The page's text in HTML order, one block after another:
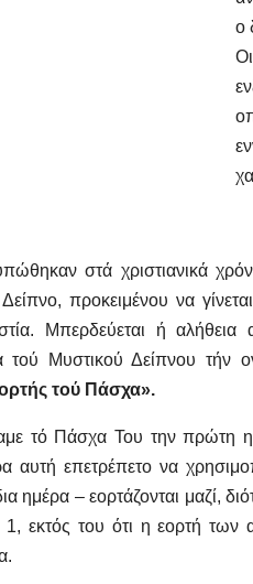
ο
στά χριστιανικά
προκειμένου να
Μπερδεύεται ή αλήθεια
τού Μυστικού Δείπνου τήν
τού Πάσχα».
τό Πάσχα Του την πρώτη
αυτή επετρέπετο να
ημέρα – εορτάζονται μαζί,
1, εκτός του ότι η εορτή